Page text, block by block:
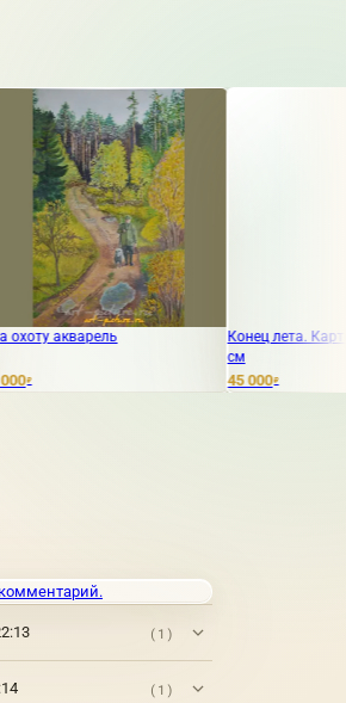
акварель
Конец лета. Картон,
₽
(1)
(1)